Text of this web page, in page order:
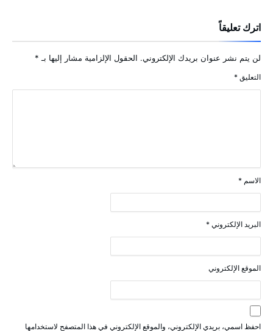
اترك تعليقاً
لن يتم نشر عنوان بريدك الإلكتروني. الحقول الإلزامية مشار إليها بـ *
التعليق *
الاسم *
البريد الإلكتروني *
الموقع الإلكتروني
احفظ اسمي، بريدي الإلكتروني، والموقع الإلكتروني في هذا المتصفح لاستخدامها